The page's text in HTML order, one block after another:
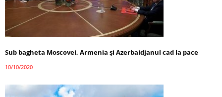
Sub bagheta Moscovei, Armenia și Azerbaidjanul cad la pace
10/10/2020